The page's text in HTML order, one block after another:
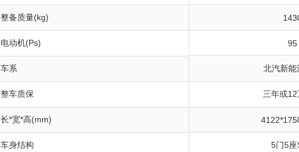
整备质量(kg)
电动机(Ps) 95
车系 北汽新能
整车质保 三年或12
长*宽*高(mm)
车身结构 5门5座